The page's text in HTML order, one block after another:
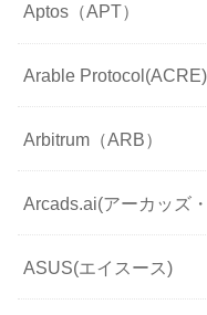
Aptos（APT）
Arable Protocol(ACRE)
Arbitrum（ARB）
Arcads.ai(アーカッズ
ASUS(エイスース)